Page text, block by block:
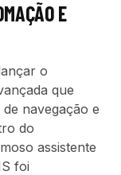
E
o
que
navegação e
do
assistente
foi